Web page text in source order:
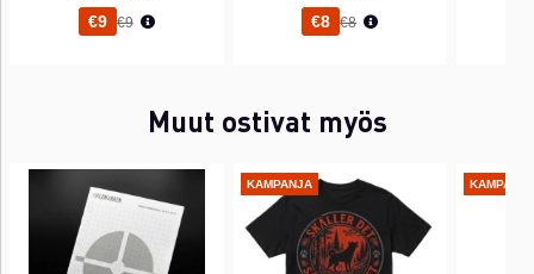
€9 Normaali hinta
€9 €8 Normaali hinta
€8
Muut ostivat myös
KAMPANJA